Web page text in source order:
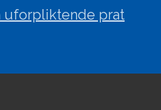
uforpliktende prat